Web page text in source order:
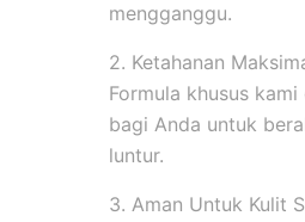
mengganggu.
2. Ketahanan
Formula khusus
bagi Anda untuk
luntur.
3. Aman Untuk Kulit